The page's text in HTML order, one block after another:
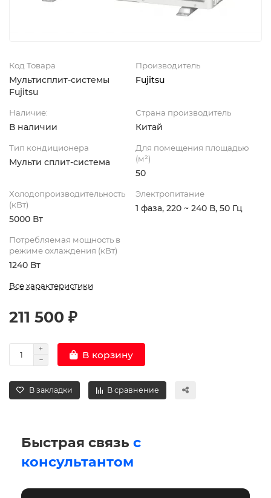
Код Товара
Мультисплит-системы
Fujitsu
Производитель
Fujitsu
Наличие:
В наличии
Страна производитель
Китай
Тип кондиционера
Мульти сплит-система
Для помещения площадью
(м²)
50
Холодопроизводительность
(кВт)
5000 Вт
Электропитание
1 фаза, 220 ~ 240 В, 50 Гц
Потребляемая мощность в
режиме охлаждения (кВт)
1240 Вт
Все характеристики
211 500 ₽
В корзину
В закладки В сравнение
Быстрая связь с
консультантом